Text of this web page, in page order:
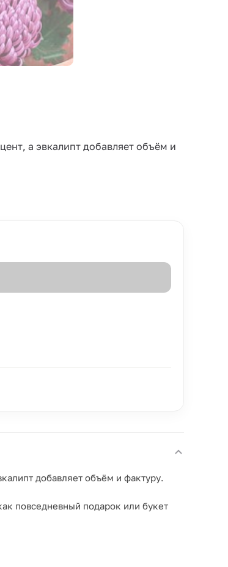
а эвкалипт добавляет объём и
добавляет объём и фактуру.
повседневный подарок или букет